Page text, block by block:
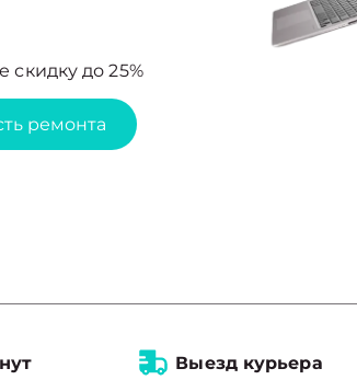
скидку до 25%
ремонта
Выезд курьера